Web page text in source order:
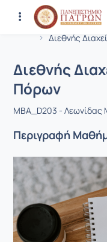
Αρχική Σελίδα
Διεθνής
Μάθημα :
Κωδικός :
Διεθνής
Πόρων
MBA_D203 -
Περιγραφή